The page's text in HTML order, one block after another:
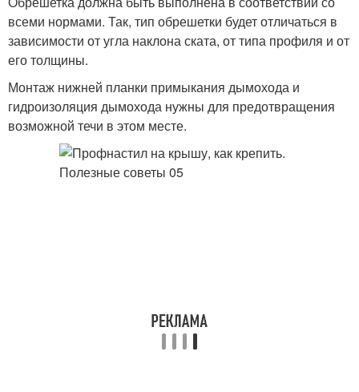
всеми нормами. Так, тип обрешетки будет отличаться в
зависимости от угла наклона ската, от типа профиля и от
его толщины.
Монтаж нижней планки примыкания дымохода и
гидроизоляция дымохода нужны для предотвращения
возможной течи в этом месте.